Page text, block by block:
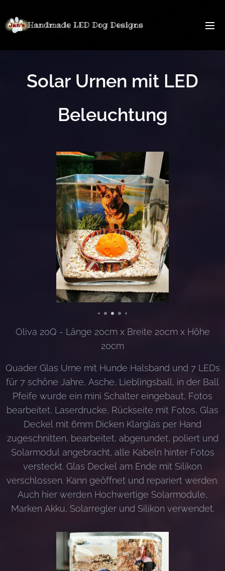
Solar Urnen mit LED
Beleuchtung
Oliva 20Q - Länge 20cm x Breite 20cm x Höhe
20cm
Quader Glas Urne mit Hunde Halsband und 7 LEDs
für 7 schöne Jahre, Asche, Lieblingsball, in der Ball
Pfeife wurde ein mini Schalter eingebaut, Fotos
bearbeitet, Laserdrucke, Rückseite mit Fotos, Glas
Deckel mit 6mm Dicken Klarglas per Hand
zugeschnitten, bearbeitet, abgerundet, poliert und
Solarmodul angebracht, alle Kabeln hinter Fotos
versteckt. Glas Deckel am Ende mit Silikon
verschlossen. Kann geöffnet und repariert werden.
Auch hier werden Hochwertige Solarmodule,
Marken Akku, Solarregler und Silikon verwendet.